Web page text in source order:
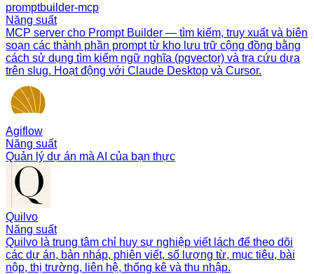
promptbuilder-mcp
Năng suất
MCP server cho Prompt Builder — tìm kiếm, truy xuất và biên
soạn các thành phần prompt từ kho lưu trữ cộng đồng bằng
cách sử dụng tìm kiếm ngữ nghĩa (pgvector) và tra cứu dựa
trên slug. Hoạt động với Claude Desktop và Cursor.
Agiflow
Năng suất
Quản lý dự án mà AI của bạn thực
Quilvo
Năng suất
Quilvo là trung tâm chỉ huy sự nghiệp viết lách để theo dõi
các dự án, bản nháp, phiên viết, số lượng từ, mục tiêu, bài
nộp, thị trường, liên hệ, thống kê và thu nhập.